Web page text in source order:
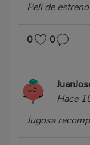
Peli de
0 0
Hace
Jugosa